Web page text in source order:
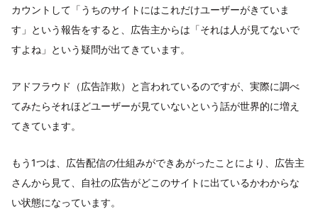
カウントして「うちのサイトにはこれだけユーザーがきていま
す」という報告をすると、広告主からは「それは人が見てないで
すよね」という疑問が出てきています。
アドフラウド（広告詐欺）と言われているのですが、実際に調べ
てみたらそれほどユーザーが見ていないという話が世界的に増え
てきています。
もう1つは、広告配信の仕組みができあがったことにより、広告主
さんから見て、自社の広告がどこのサイトに出ているかわからな
い状態になっています。